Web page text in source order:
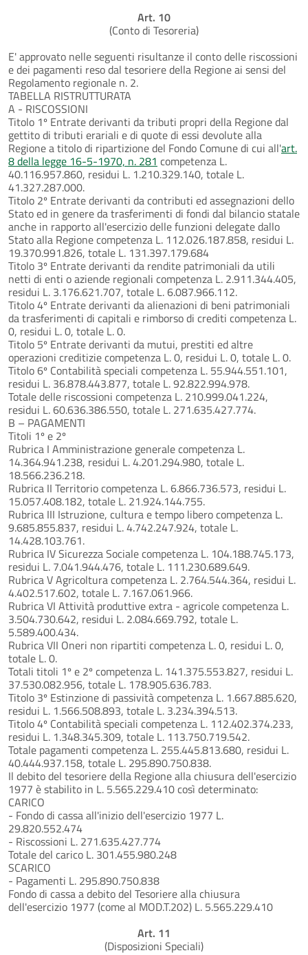
Art. 10
(Conto di Tesoreria)
E' approvato nelle seguenti risultanze il conto delle riscossioni
e dei pagamenti reso dal tesoriere della Regione ai sensi del
Regolamento regionale n. 2.
TABELLA RISTRUTTURATA
A - RISCOSSIONI
Titolo 1º Entrate derivanti da tributi propri della Regione dal
gettito di tributi erariali e di quote di essi devolute alla
Regione a titolo di ripartizione del Fondo Comune di cui all'art.
8 della legge 16-5-1970, n. 281 competenza L.
40.116.957.860, residui L. 1.210.329.140, totale L.
41.327.287.000.
Titolo 2º Entrate derivanti da contributi ed assegnazioni dello
Stato ed in genere da trasferimenti di fondi dal bilancio statale
anche in rapporto all'esercizio delle funzioni delegate dallo
Stato alla Regione competenza L. 112.026.187.858, residui L.
19.370.991.826, totale L. 131.397.179.684
Titolo 3º Entrate derivanti da rendite patrimoniali da utili
netti di enti o aziende regionali competenza L. 2.911.344.405,
residui L. 3.176.621.707, totale L. 6.087.966.112.
Titolo 4º Entrate derivanti da alienazioni di beni patrimoniali
da trasferimenti di capitali e rimborso di crediti competenza L.
0, residui L. 0, totale L. 0.
Titolo 5º Entrate derivanti da mutui, prestiti ed altre
operazioni creditizie competenza L. 0, residui L. 0, totale L. 0.
Titolo 6º Contabilità speciali competenza L. 55.944.551.101,
residui L. 36.878.443.877, totale L. 92.822.994.978.
Totale delle riscossioni competenza L. 210.999.041.224,
residui L. 60.636.386.550, totale L. 271.635.427.774.
B – PAGAMENTI
Titoli 1º e 2º
Rubrica I Amministrazione generale competenza L.
14.364.941.238, residui L. 4.201.294.980, totale L.
18.566.236.218.
Rubrica II Territorio competenza L. 6.866.736.573, residui L.
15.057.408.182, totale L. 21.924.144.755.
Rubrica III Istruzione, cultura e tempo libero competenza L.
9.685.855.837, residui L. 4.742.247.924, totale L.
14.428.103.761.
Rubrica IV Sicurezza Sociale competenza L. 104.188.745.173,
residui L. 7.041.944.476, totale L. 111.230.689.649.
Rubrica V Agricoltura competenza L. 2.764.544.364, residui L.
4.402.517.602, totale L. 7.167.061.966.
Rubrica VI Attività produttive extra - agricole competenza L.
3.504.730.642, residui L. 2.084.669.792, totale L.
5.589.400.434.
Rubrica VII Oneri non ripartiti competenza L. 0, residui L. 0,
totale L. 0.
Totali titoli 1º e 2º competenza L. 141.375.553.827, residui L.
37.530.082.956, totale L. 178.905.636.783.
Titolo 3º Estinzione di passività competenza L. 1.667.885.620,
residui L. 1.566.508.893, totale L. 3.234.394.513.
Titolo 4º Contabilità speciali competenza L. 112.402.374.233,
residui L. 1.348.345.309, totale L. 113.750.719.542.
Totale pagamenti competenza L. 255.445.813.680, residui L.
40.444.937.158, totale L. 295.890.750.838.
Il debito del tesoriere della Regione alla chiusura dell'esercizio
1977 è stabilito in L. 5.565.229.410 così determinato:
CARICO
- Fondo di cassa all'inizio dell'esercizio 1977 L.
29.820.552.474
- Riscossioni L. 271.635.427.774
Totale del carico L. 301.455.980.248
SCARICO
- Pagamenti L. 295.890.750.838
Fondo di cassa a debito del Tesoriere alla chiusura
dell'esercizio 1977 (come al MOD.T.202) L. 5.565.229.410
Art. 11
(Disposizioni Speciali)